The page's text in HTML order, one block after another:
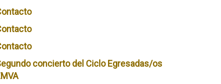
concierto del Ciclo Egresadas/os